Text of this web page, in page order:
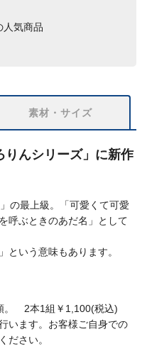
人気商品
素材・サイズ
りんシリーズ」に新作
の最上級。「可愛くて可愛
呼ぶときのあだ名」として
という意味もあります。
。 2本1組￥1,100(税込)
います。お客様ご自身での
ださい。